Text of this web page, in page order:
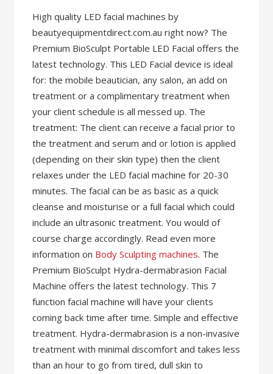
High quality LED facial machines by
beautyequipmentdirect.com.au right now? The
Premium BioSculpt Portable LED Facial offers the
latest technology. This LED Facial device is ideal
for: the mobile beautician, any salon, an add on
treatment or a complimentary treatment when
your client schedule is all messed up. The
treatment: The client can receive a facial prior to
the treatment and serum and or lotion is applied
(depending on their skin type) then the client
relaxes under the LED facial machine for 20-30
minutes. The facial can be as basic as a quick
cleanse and moisturise or a full facial which could
include an ultrasonic treatment. You would of
course charge accordingly. Read even more
information on Body Sculpting machines. The
Premium BioSculpt Hydra-dermabrasion Facial
Machine offers the latest technology. This 7
function facial machine will have your clients
coming back time after time. Simple and effective
treatment. Hydra-dermabrasion is a non-invasive
treatment with minimal discomfort and takes less
than an hour to go from tired, dull skin to